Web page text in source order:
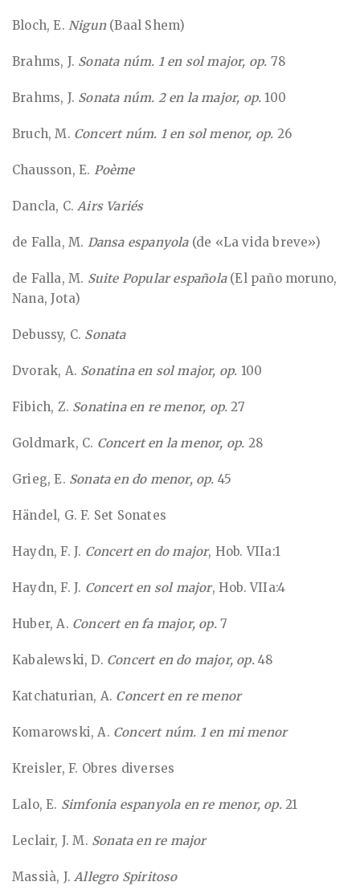
Bloch, E. Nigun(Baal Shem)
Brahms, J. Sonata núm. 1 en sol major, op. 78
Brahms, J. Sonata núm. 2 en la major, op. 100
Bruch, M. Concert núm. 1 en sol menor, op. 26
Chausson, E. Poème
Dancla, C.Airs Variés
de Falla, M. Dansa espanyola(de «La vida breve»)
de Falla, M. Suite Popular española(El paño moruno,
Nana, Jota)
Debussy, C. Sonata
Dvorak, A. Sonatina en sol major, op. 100
Fibich, Z. Sonatina en re menor, op. 27
Goldmark, C. Concert en la menor, op. 28
Grieg, E. Sonata en do menor, op. 45
Händel, G. F. Set Sonates
Haydn, F. J. Concert en do major, Hob. VIIa:1
Haydn, F. J. Concert en sol major, Hob. VIIa:4
Huber, A. Concert en fa major, op. 7
Kabalewski, D. Concert en do major, op.48
Katchaturian, A. Concert en re menor
Komarowski, A. Concert núm. 1 en mi menor
Kreisler, F. Obres diverses
Lalo, E. Simfonia espanyola en re menor, op.21
Leclair, J. M. Sonata en re major
Massià, J.Allegro Spiritoso